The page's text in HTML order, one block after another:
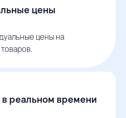
цены
цены на
реальном времени